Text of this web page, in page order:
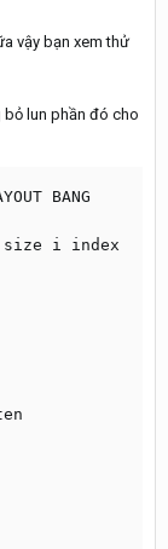
vậy bạn xem thử
bỏ lun phần đó cho
BANG
size i index